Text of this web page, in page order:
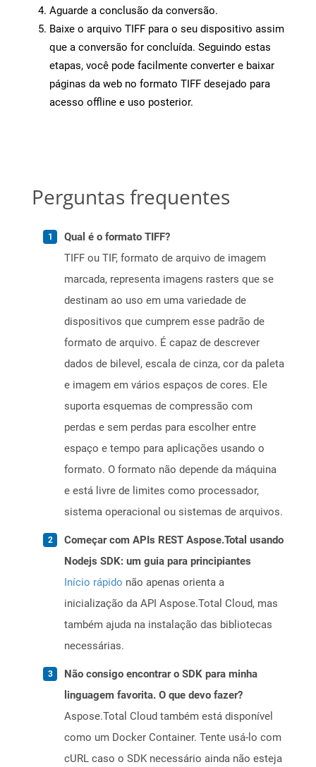
Aguarde a conclusão da conversão.
Baixe o arquivo TIFF para o seu dispositivo assim
que a conversão for concluída. Seguindo estas
etapas, você pode facilmente converter e baixar
páginas da web no formato TIFF desejado para
acesso offline e uso posterior.
Perguntas frequentes
Qual é o formato TIFF?
TIFF ou TIF, formato de arquivo de imagem
marcada, representa imagens rasters que se
destinam ao uso em uma variedade de
dispositivos que cumprem esse padrão de
formato de arquivo. É capaz de descrever
dados de bilevel, escala de cinza, cor da paleta
e imagem em vários espaços de cores. Ele
suporta esquemas de compressão com
perdas e sem perdas para escolher entre
espaço e tempo para aplicações usando o
formato. O formato não depende da máquina
e está livre de limites como processador,
sistema operacional ou sistemas de arquivos.
Começar com APIs REST Aspose.Total usando
Nodejs SDK: um guia para principiantes
Início rápido não apenas orienta a
inicialização da API Aspose.Total Cloud, mas
também ajuda na instalação das bibliotecas
necessárias.
Não consigo encontrar o SDK para minha
linguagem favorita. O que devo fazer?
Aspose.Total Cloud também está disponível
como um Docker Container. Tente usá-lo com
cURL caso o SDK necessário ainda não esteja